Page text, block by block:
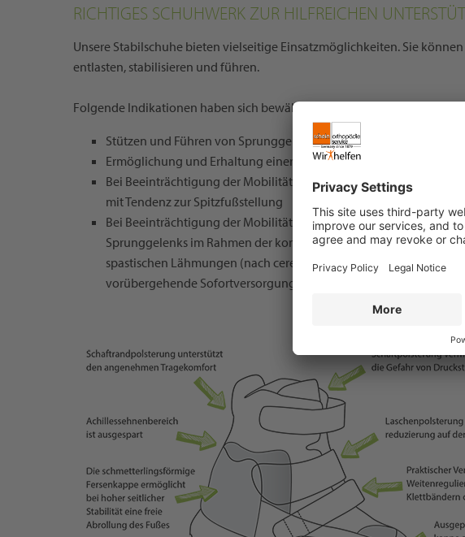
RICHTIGES SCHUHWERK ZUR HILFREICHEN
Unsere Stabilschuhe bieten vielseitige Einsatzmöglichkeiten. Sie
entlasten, stabilisieren und führen.
Folgende Indikationen haben sich bewährt:
Stützen und Führen von Sprunggelenken
Ermöglichung und Erhaltung einer angemessenen Gehfunktion
Bei Beeinträchtigung der Mobilität (des Gehens), z. B. bei
mit Tendenz zur Spitzfußstellung
Bei Beeinträchtigung der Mobilität (hier des Gehens), z. B. bei
Sprunggelenks im Rahmen der konservativen oder
spastischen Lähmungen (nach cerebralem Insult bzw. bei der
vorübergehende Sofortversorgung